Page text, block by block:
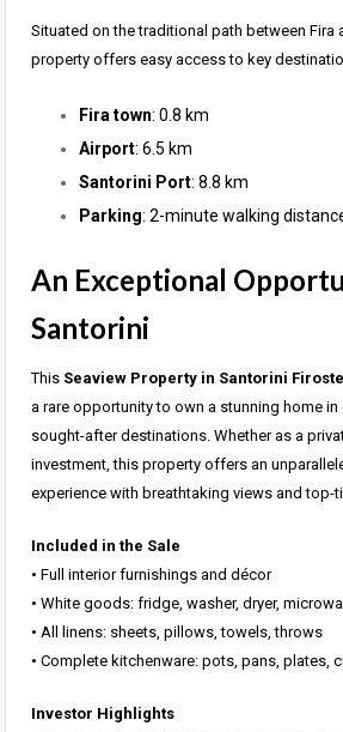
Situated on the traditional path between Fira
property offers easy access to key
Fira town: 0.8 km
Airport: 6.5 km
Santorini Port: 8.8 km
Parking: 2-minute walking
An Exceptional
Santorini
This Seaview Property in Santorini
a rare opportunity to own a stunning home
sought-after destinations. Whether as a
investment, this property offers an
experience with breathtaking views and top-
Included in the Sale
•⁠ ⁠Full interior furnishings and décor
•⁠ ⁠White goods: fridge, washer, dryer,
•⁠ ⁠All linens: sheets, pillows, towels, throws
•⁠ ⁠Complete kitchenware: pots, pans, plates,
Investor Highlights